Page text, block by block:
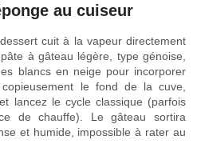
au cuiseur
cuit à la vapeur directement
à gâteau légère, type génoise,
blancs en neige pour incorporer
le fond de la cuve,
lancez le cycle classique (parfois
de chauffe). Le gâteau sortira
et humide, impossible à rater au